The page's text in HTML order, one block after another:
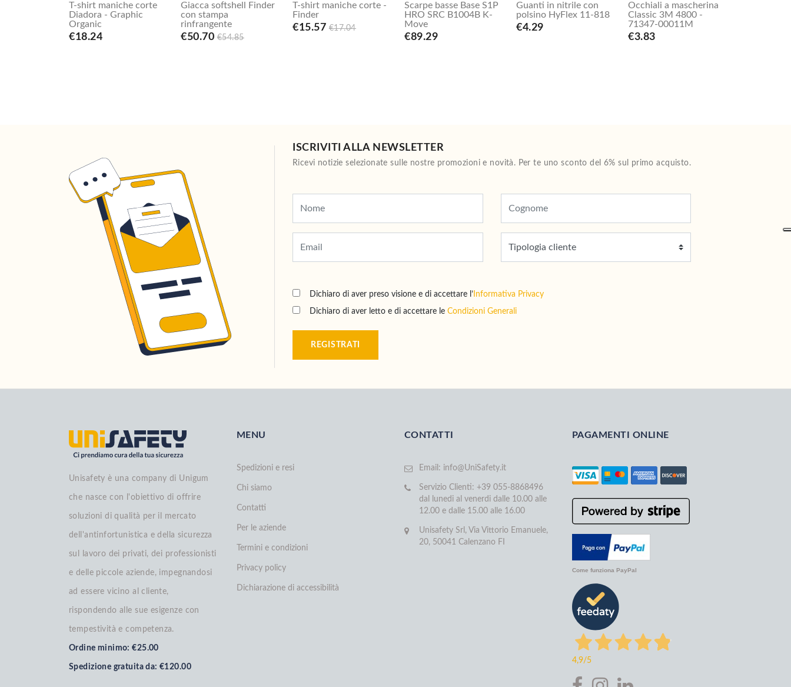
T-shirt maniche corte
Diadora - Graphic
Organic
€18.24
Giacca softshell Finder
con stampa
rinfrangente
€50.70 €54.85
T-shirt maniche corte -
Finder
€15.57 €17.04
Scarpe basse Base S1P
HRO SRC B1004B K-
Move
€89.29
Guanti in nitrile con
polsino HyFlex 11-818
€4.29
Occhiali a mascherina
Classic 3M 4800 -
71347-00011M
€3.83
ISCRIVITI ALLA NEWSLETTER
Ricevi notizie selezionate sulle nostre promozioni e novità. Per te uno sconto del 6% sul primo acquisto.
Dichiaro di aver preso visione e di accettare l’ Informativa Privacy
Dichiaro di aver letto e di accettare le Condizioni Generali
REGISTRATI
Unisafety è una company di Unigum
che nasce con l'obiettivo di offrire
soluzioni di qualità per il mercato
dell'antinfortunistica e della sicurezza
sul lavoro dei privati, dei professionisti
e delle piccole aziende, impegnandosi
ad essere vicino al cliente,
rispondendo alle sue esigenze con
tempestività e competenza.
Ordine minimo: €25.00
Spedizione gratuita da: €120.00
MENU
Spedizioni e resi
Chi siamo
Contatti
Per le aziende
Termini e condizioni
Privacy policy
Dichiarazione di accessibilità
CONTATTI
Email: info@UniSafety.it
Servizio Clienti: +39 055-8868496
dal lunedi al venerdi dalle 10.00 alle
12.00 e dalle 15.00 alle 16.00
Unisafety Srl, Via Vittorio Emanuele,
20, 50041 Calenzano FI
PAGAMENTI ONLINE
Come funziona PayPal
4,9/5